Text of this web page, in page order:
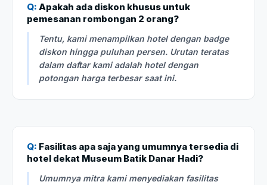
Q: Apakah ada diskon khusus untuk
pemesanan rombongan 2 orang?
Tentu, kami menampilkan hotel dengan badge
diskon hingga puluhan persen. Urutan teratas
dalam daftar kami adalah hotel dengan
potongan harga terbesar saat ini.
Q: Fasilitas apa saja yang umumnya tersedia di
hotel dekat Museum Batik Danar Hadi?
Umumnya mitra kami menyediakan fasilitas